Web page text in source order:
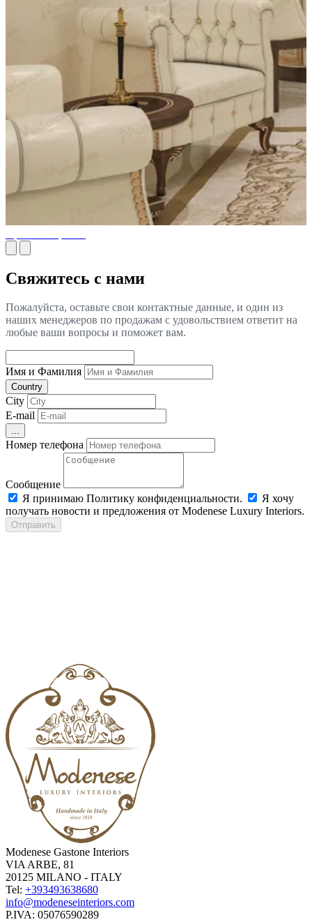
Свяжитесь с нами
Пожалуйста, оставьте свои контактные данные, и один из
наших менеджеров по продажам с удовольствием ответит на
любые ваши вопросы и поможет вам.
Имя и Фамилия
Country
City
E-mail
...
Номер телефона
Сообщение
Я принимаю Политику конфиденциальности.
Я хочу
получать новости и предложения от Modenese Luxury Interiors.
Отправить
Modenese Gastone Interiors
VIA ARBE, 81
20125 MILANO - ITALY
Tel: +393493638680
info@modeneseinteriors.com
P.IVA: 05076590289